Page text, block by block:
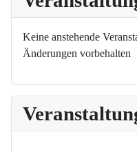
Keine anstehende
Änderungen vorbehalten